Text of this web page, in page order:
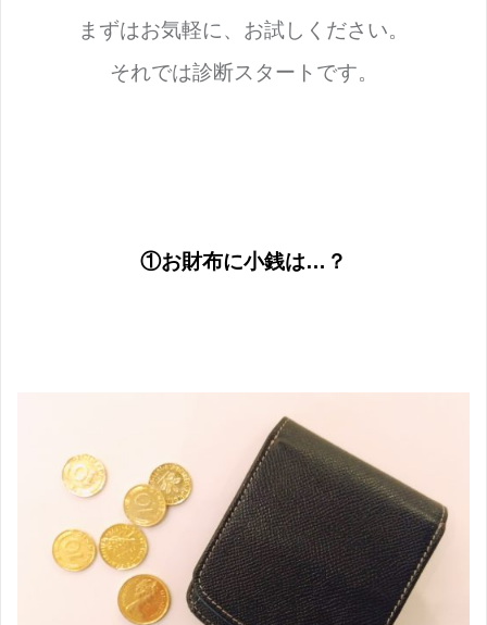
まずはお気軽に、お試しください。
それでは診断スタートです。
①お財布に小銭は…？